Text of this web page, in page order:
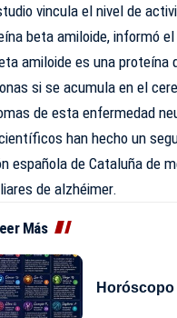
vincula el nivel de
beta amiloide, informó
amiloide es una
si se acumula en el
de esta enfermedad
han hecho un
española de Cataluña de
de alzhéimer.
Más
Horóscopo